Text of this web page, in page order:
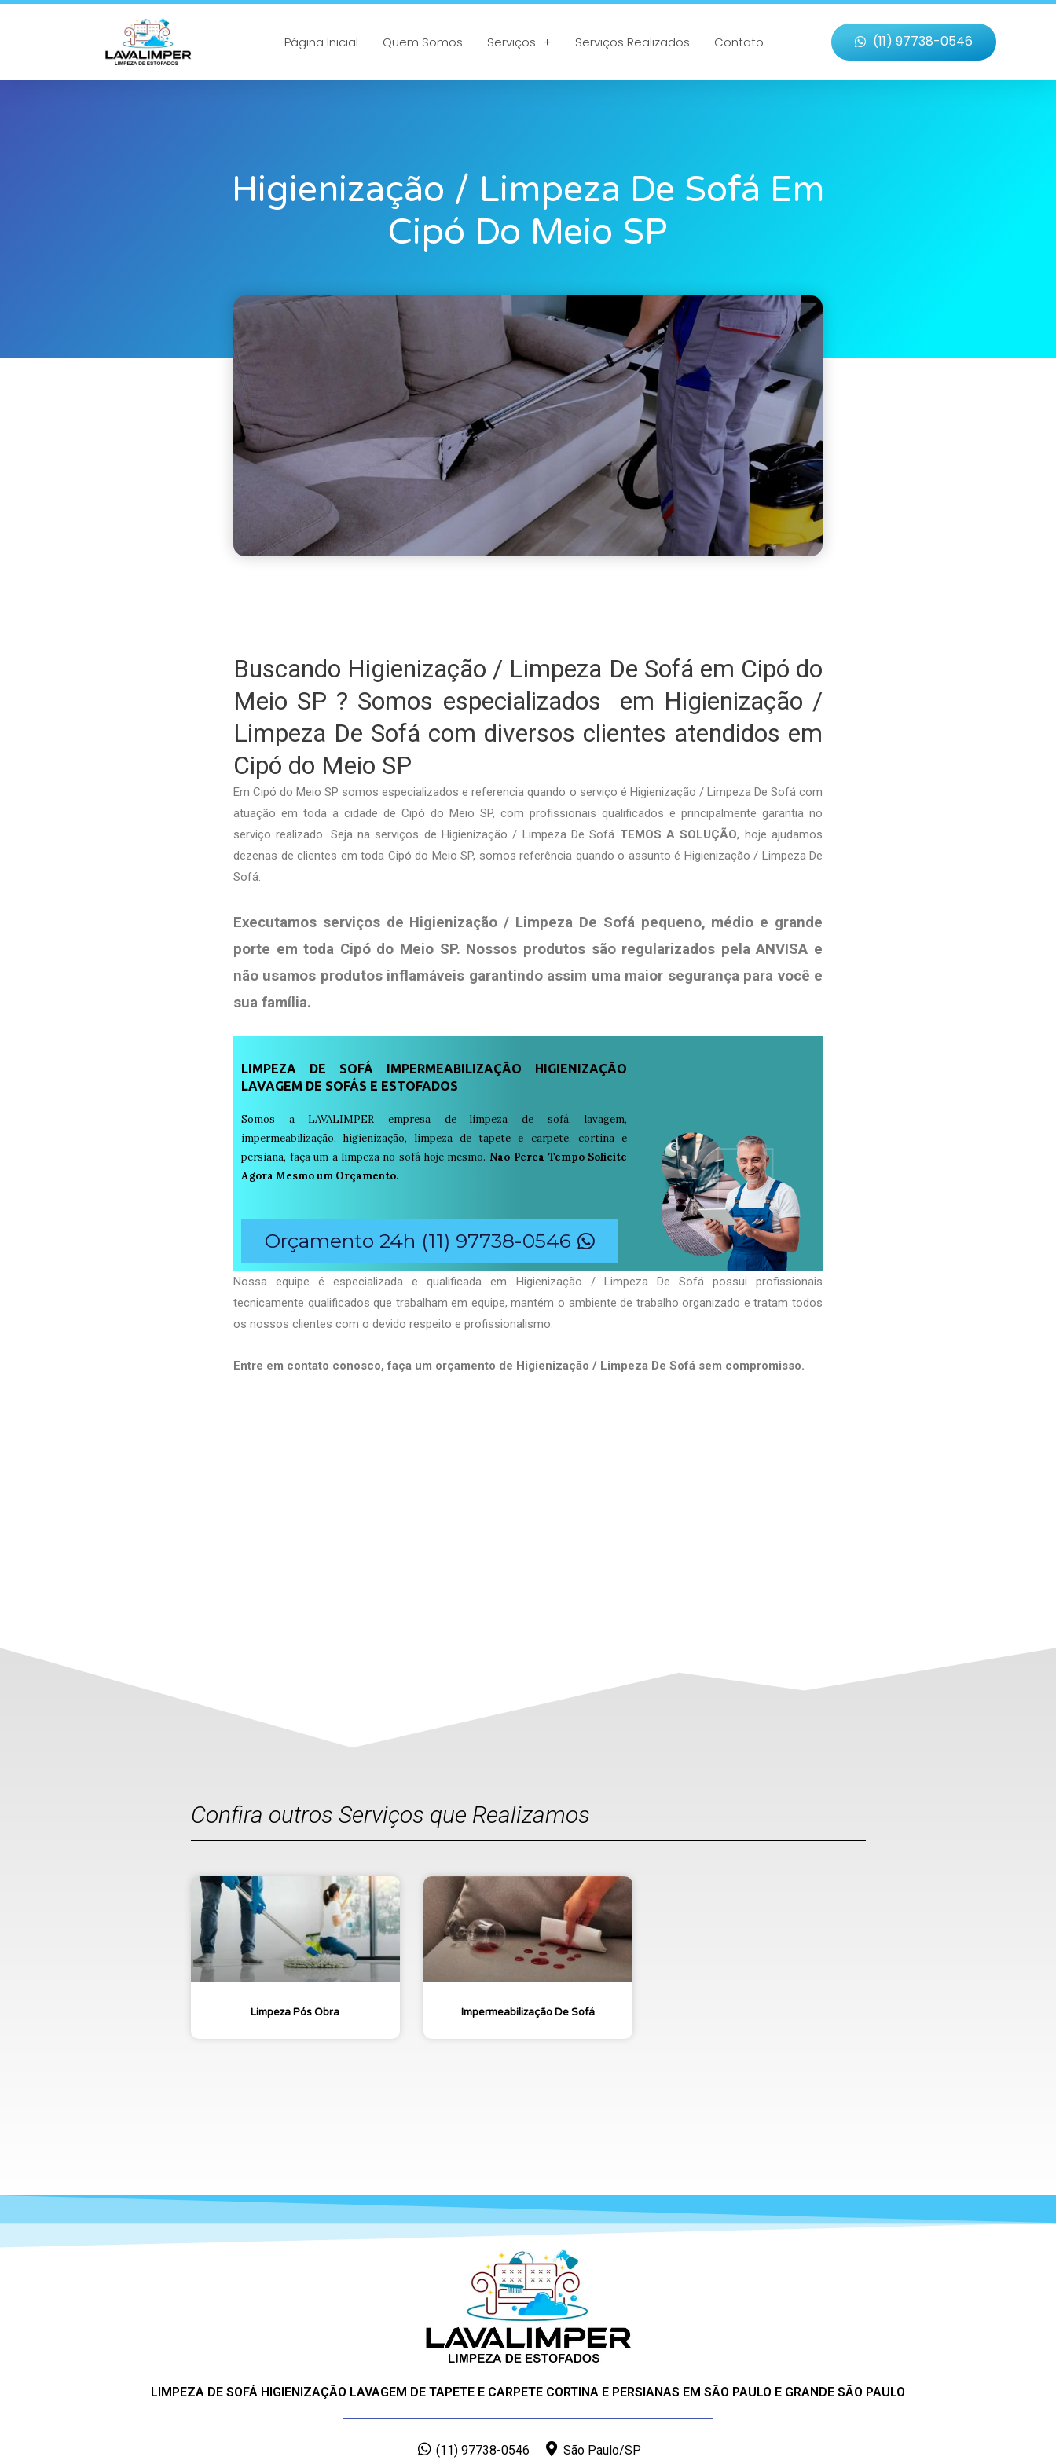
Página Inicial Quem Somos Serviços Serviços Realizados Contato (11) 97738-0546
Higienização / Limpeza De Sofá Em
Cipó Do Meio SP
Buscando Higienização / Limpeza De Sofá em Cipó do
Meio SP ? Somos especializados em Higienização /
Limpeza De Sofá com diversos clientes atendidos em
Cipó do Meio SP
Em Cipó do Meio SP somos especializados e referencia quando o serviço é Higienização / Limpeza De Sofá com
atuação em toda a cidade de Cipó do Meio SP, com profissionais qualificados e principalmente garantia no
serviço realizado. Seja na serviços de Higienização / Limpeza De Sofá TEMOS A SOLUÇÃO, hoje ajudamos
dezenas de clientes em toda Cipó do Meio SP, somos referência quando o assunto é Higienização / Limpeza De
Sofá.
Executamos serviços de Higienização / Limpeza De Sofá pequeno, médio e grande
porte em toda Cipó do Meio SP. Nossos produtos são regularizados pela ANVISA e
não usamos produtos inflamáveis garantindo assim uma maior segurança para você e
sua família.
LIMPEZA DE SOFÁ IMPERMEABILIZAÇÃO HIGIENIZAÇÃO
LAVAGEM DE SOFÁS E ESTOFADOS
Somos a LAVALIMPER empresa de limpeza de sofá, lavagem,
impermeabilização, higienização, limpeza de tapete e carpete, cortina e
persiana, faça um a limpeza no sofá hoje mesmo. Não Perca Tempo Solicite
Agora Mesmo um Orçamento.
Orçamento 24h (11) 97738-0546
Nossa equipe é especializada e qualificada em Higienização / Limpeza De Sofá possui profissionais
tecnicamente qualificados que trabalham em equipe, mantém o ambiente de trabalho organizado e tratam todos
os nossos clientes com o devido respeito e profissionalismo.
Entre em contato conosco, faça um orçamento de Higienização / Limpeza De Sofá sem compromisso.
Confira outros Serviços que Realizamos
Limpeza Pós Obra Impermeabilização De Sofá
LIMPEZA DE SOFÁ HIGIENIZAÇÃO LAVAGEM DE TAPETE E CARPETE CORTINA E PERSIANAS EM SÃO PAULO E GRANDE SÃO PAULO
(11) 97738-0546 São Paulo/SP